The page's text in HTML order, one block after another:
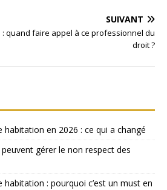
SUIVANT
: quand faire appel à ce professionnel du
droit ?
habitation en 2026 : ce qui a changé
gérer le non respect des
: pourquoi c’est un must en